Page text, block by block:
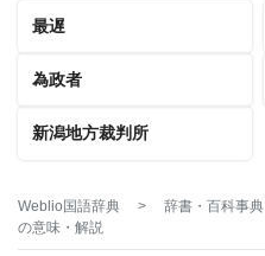
最遅
為政者
新潟地方裁判所
Weblio国語辞典 > 辞書・百科事典
の意味・解説